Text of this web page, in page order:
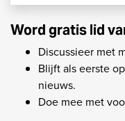
Word gratis lid
Discussieer met
Blijft als eerste
nieuws.
Doe mee met